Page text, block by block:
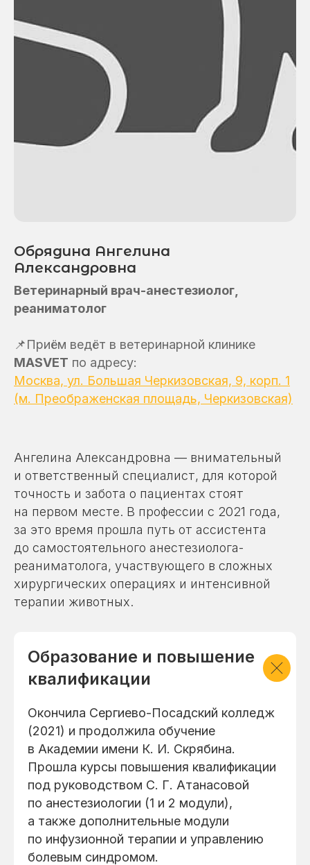
Обрядина Ангелина
Александровна
Ветеринарный врач-анестезиолог,
реаниматолог
📌Приём ведёт в ветеринарной клинике
MASVET по адресу:
Москва, ул. Большая Черкизовская, 9, корп. 1
(м. Преображенская площадь, Черкизовская)
Ангелина Александровна — внимательный
и ответственный специалист, для которой
точность и забота о пациентах стоят
на первом месте. В профессии с 2021 года,
за это время прошла путь от ассистента
до самостоятельного анестезиолога-
реаниматолога, участвующего в сложных
хирургических операциях и интенсивной
терапии животных.
Образование и повышение
квалификации
Окончила Сергиево-Посадский колледж
(2021) и продолжила обучение
в Академии имени К. И. Скрябина.
Прошла курсы повышения квалификации
под руководством С. Г. Атанасовой
по анестезиологии (1 и 2 модули),
а также дополнительные модули
по инфузионной терапии и управлению
болевым синдромом.